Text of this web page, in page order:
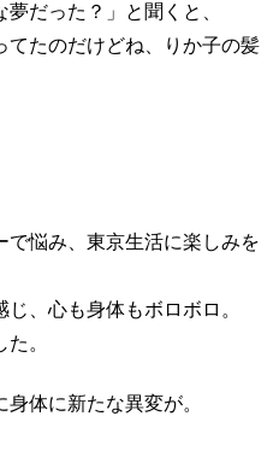
だった？」と聞くと、
てたのだけどね、りか子の髪
悩み、東京生活に楽しみを
、心も身体もボロボロ。
。
体に新たな異変が。